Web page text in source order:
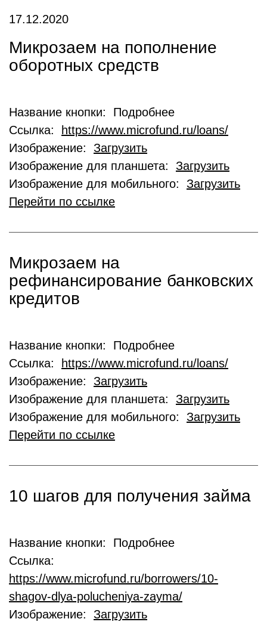
17.12.2020
Микрозаем на пополнение
оборотных средств
Название кнопки: Подробнее
Ссылка:
https://www.microfund.ru/loans/
Изображение: Загрузить
Изображение для планшета: Загрузить
Изображение для мобильного: Загрузить
Перейти по ссылке
Микрозаем на
рефинансирование банковских
кредитов
Название кнопки: Подробнее
Ссылка:
https://www.microfund.ru/loans/
Изображение: Загрузить
Изображение для планшета: Загрузить
Изображение для мобильного: Загрузить
Перейти по ссылке
10 шагов для получения займа
Название кнопки: Подробнее
Ссылка:
https://www.microfund.ru/borrowers/10-
shagov-dlya-polucheniya-zayma/
Изображение: Загрузить